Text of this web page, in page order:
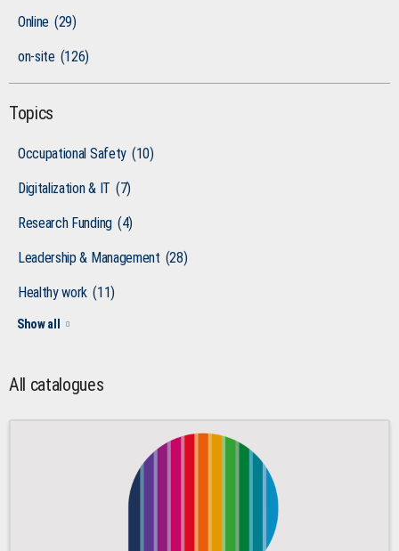
Online (29)
on-site (126)
Topics
Occupational Safety (10)
Digitalization & IT (7)
Research Funding (4)
Leadership & Management (28)
Healthy work (11)
Show all
All catalogues